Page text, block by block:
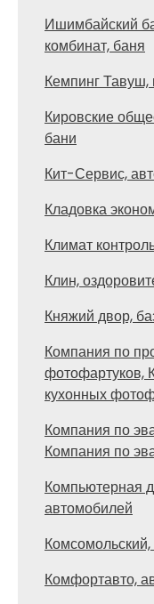
Ишимбайский
комбинат, баня
Кемпинг Тавуш,
Кировские
бани
Кит-Сервис,
Кладовка
Климат
Клин,
Княжий двор,
Компания по
фотофартуков,
кухонных
Компания по
Компания по
Компьютерная
автомобилей
Комфортавто,